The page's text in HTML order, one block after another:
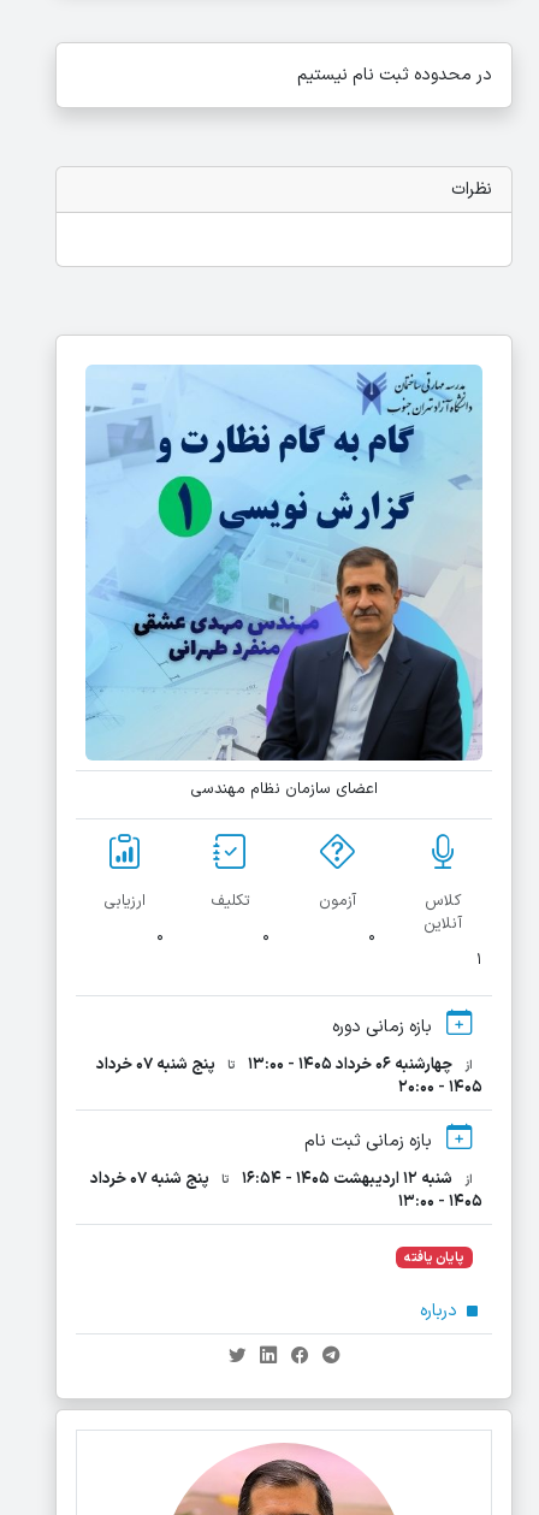
در محدوده ثبت نام نیستیم
نظرات
اعضای سازمان نظام مهندسی
کلاس
آنلاین
۱
آزمون
۰
تکلیف
۰
ارزیابی
۰
بازه زمانی دوره
از چهارشنبه ۰۶ خرداد ۱۴۰۵ - ۱۳:۰۰ تا
پنج شنبه ۰۷ خرداد
۱۴۰۵ - ۲۰:۰۰
بازه زمانی ثبت نام
از شنبه ۱۲ اردیبهشت ۱۴۰۵ - ۱۶:۵۴ تا
پنج شنبه ۰۷ خرداد
۱۴۰۵ - ۱۳:۰۰
پایان یافته
درباره